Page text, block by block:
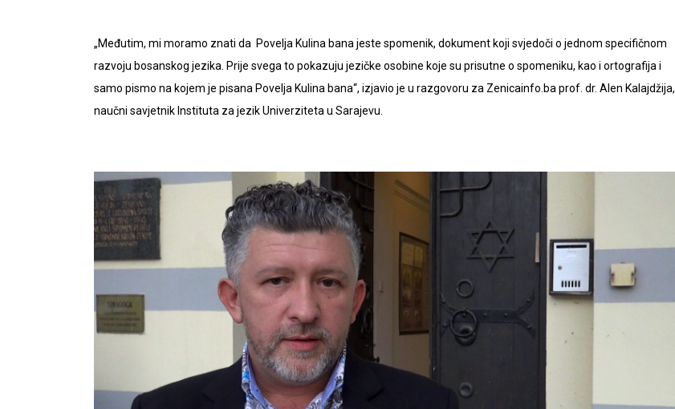
„Međutim, mi moramo znati da Povelja Kulina bana jeste spomenik, dokument koji svjedoči o jednom specifičnom
razvoju bosanskog jezika. Prije svega to pokazuju jezičke osobine koje su prisutne o spomeniku, kao i ortografija i
samo pismo na kojem je pisana Povelja Kulina bana“, izjavio je u razgovoru za Zenicainfo.ba prof. dr. Alen Kalajdžija,
naučni savjetnik Instituta za jezik Univerziteta u Sarajevu.